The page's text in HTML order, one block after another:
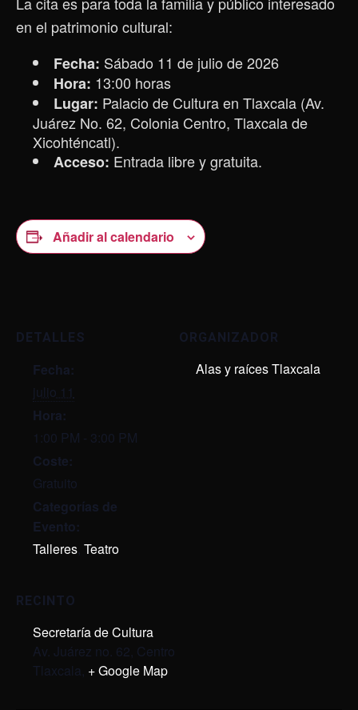
en el patrimonio cultural:
Fecha: Sábado 11 de julio de 2026
Hora: 13:00 horas
Lugar: Palacio de Cultura en Tlaxcala (Av.
Juárez No. 62, Colonia Centro, Tlaxcala de
Xicohténcatl).
Acceso: Entrada libre y gratuita.
Añadir al calendario
DETALLES
Fecha:
julio 11
Hora:
1:00 PM - 3:00 PM
Coste:
Gratuito
Categorías de
Evento:
Talleres Teatro
RECINTO
Secretaría de Cultura
Av. Juárez no. 62, Centro
Tlaxcala + Google Map
ORGANIZADOR
Alas y raíces Tlaxcala